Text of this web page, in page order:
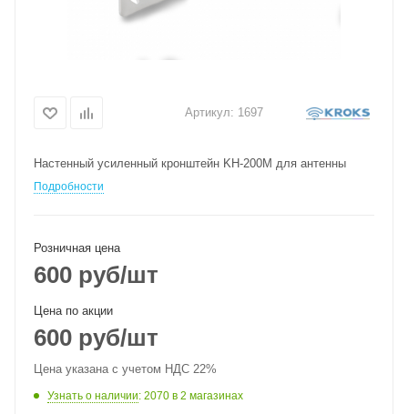
Артикул: 1697
Настенный усиленный кронштейн KH-200M для антенны
Подробности
Розничная цена
600 руб/шт
Цена по акции
600 руб/шт
Цена указана с учетом НДС 22%
Узнать о наличии: 2070 в 2 магазинах